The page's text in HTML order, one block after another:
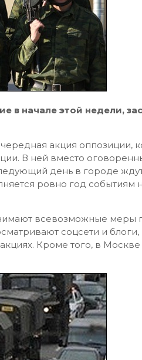
в начале этой недели,
акция оппозиции,
В ней вместо
день в городе
ровно год
всевозможные
соцсети и блоги,
Кроме того, в Москве